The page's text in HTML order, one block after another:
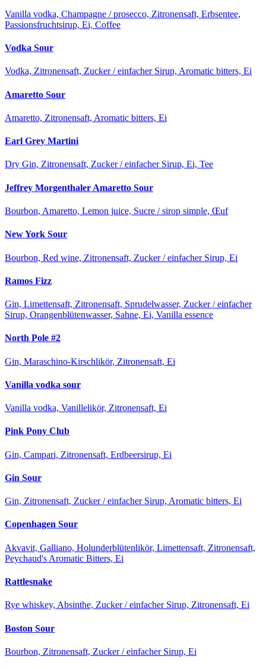
Vanilla vodka, Champagne / prosecco, Zitronensaft, Erbsentee,
Passionsfruchtsirup, Ei, Coffee
Vodka Sour
Vodka, Zitronensaft, Zucker / einfacher Sirup, Aromatic bitters, Ei
Amaretto Sour
Amaretto, Zitronensaft, Aromatic bitters, Ei
Earl Grey Martini
Dry Gin, Zitronensaft, Zucker / einfacher Sirup, Ei, Tee
Jeffrey Morgenthaler Amaretto Sour
Bourbon, Amaretto, Lemon juice, Sucre / sirop simple, Œuf
New York Sour
Bourbon, Red wine, Zitronensaft, Zucker / einfacher Sirup, Ei
Ramos Fizz
Gin, Limettensaft, Zitronensaft, Sprudelwasser, Zucker / einfacher
Sirup, Orangenblütenwasser, Sahne, Ei, Vanilla essence
North Pole #2
Gin, Maraschino-Kirschlikör, Zitronensaft, Ei
Vanilla vodka sour
Vanilla vodka, Vanillelikör, Zitronensaft, Ei
Pink Pony Club
Gin, Campari, Zitronensaft, Erdbeersirup, Ei
Gin Sour
Gin, Zitronensaft, Zucker / einfacher Sirup, Aromatic bitters, Ei
Copenhagen Sour
Akvavit, Galliano, Holunderblütenlikör, Limettensaft, Zitronensaft,
Peychaud's Aromatic Bitters, Ei
Rattlesnake
Rye whiskey, Absinthe, Zucker / einfacher Sirup, Zitronensaft, Ei
Boston Sour
Bourbon, Zitronensaft, Zucker / einfacher Sirup, Ei